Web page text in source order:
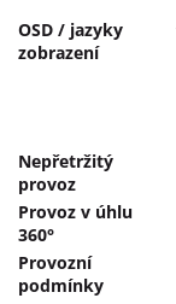
OSD / jazyky
zobrazení
Nepřetržitý
provoz
Provoz v úhlu
360°
Provozní
podmínky